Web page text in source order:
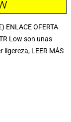
ENLACE OFERTA
Low son unas
ligereza, LEER MÁS